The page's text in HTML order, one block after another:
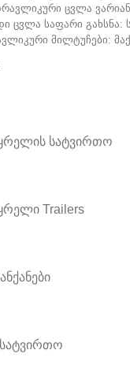
ცვლა
ცვლა საფარი
მილტუჩები:
სატვირთო
Trailers
სატვირთო